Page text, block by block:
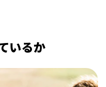
いるか